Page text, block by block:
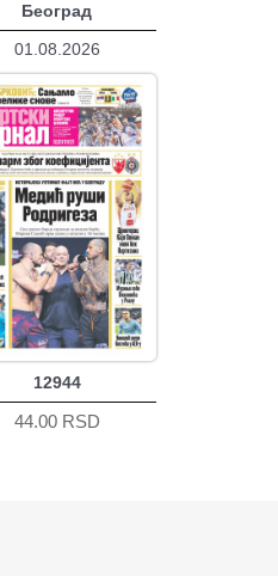
Београд
01.08.2026
12944
44.00 RSD